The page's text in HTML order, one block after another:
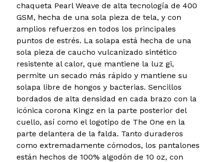
chaqueta Pearl Weave de alta tecnología de 400
GSM, hecha de una sola pieza de tela, y con
amplios refuerzos en todos los principales
puntos de estrés. La solapa está hecha de una
sola pieza de caucho vulcanizado sintético
resistente al calor, que mantiene la luz gi,
permite un secado más rápido y mantiene su
solapa libre de hongos y bacterias. Sencillos
bordados de alta densidad en cada brazo con la
icónica corona Kingz en la parte posterior del
cuello, así como el logotipo de The One en la
parte delantera de la falda. Tanto duraderos
como extremadamente cómodos, los pantalones
están hechos de 100% algodón de 10 oz, con